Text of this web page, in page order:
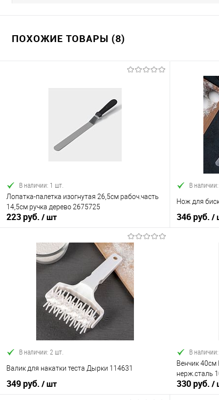
ПОХОЖИЕ ТОВАРЫ (8)
В наличии: 1 шт.
Лопатка-палетка изогнутая 26,5см рабоч.часть
14,5см ручка дерево 2675725
223 руб. / шт
В корзину
Купить в 1 клик
Сравнение
В избранное
В наличии
В
Нож для
346 руб. /
В наличии: 2 шт.
Валик для накатки теста Дырки 114631
349 руб. / шт
В
Венчик
нерж.сталь
330 руб. /